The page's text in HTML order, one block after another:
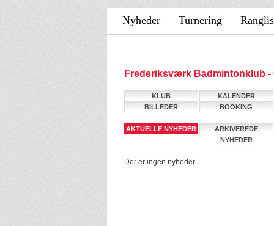
Nyheder Turnering
Frederiksværk Badmintonklub -
KLUB
KALENDER
BILLEDER
BOOKING
AKTUELLE NYHEDER
ARKIVEREDE
NYHEDER
Der er ingen nyheder